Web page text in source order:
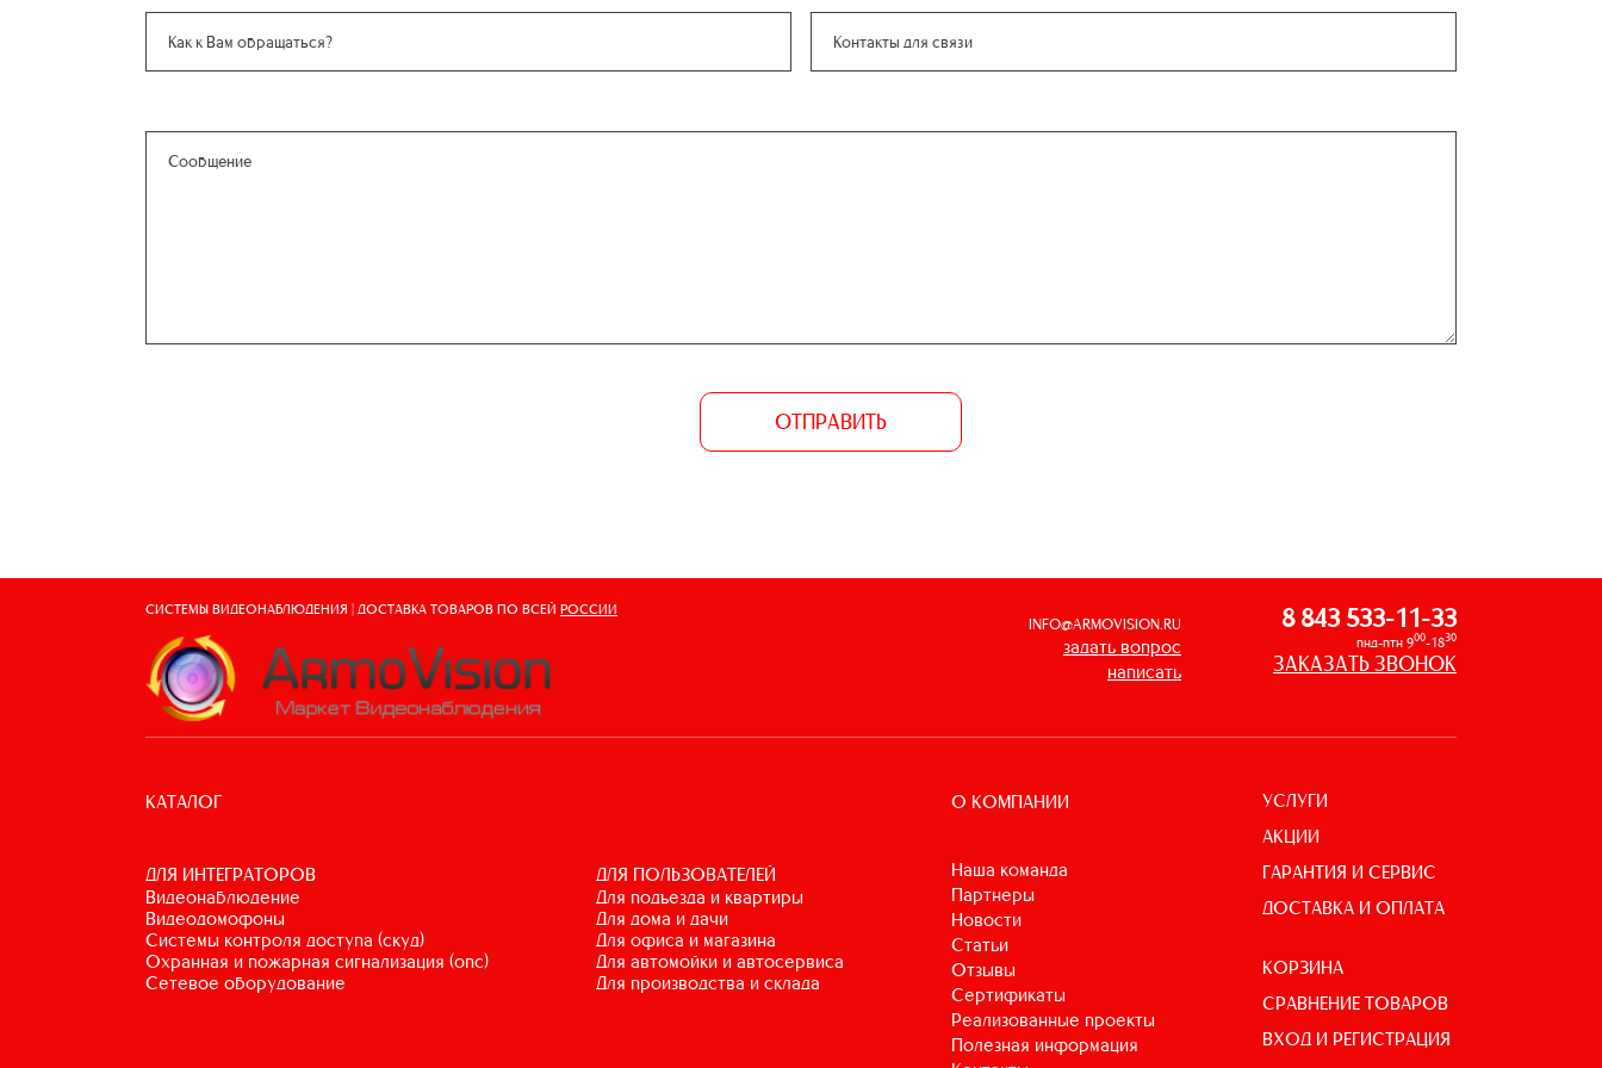
ОТПРАВИТЬ
СИСТЕМЫ ВИДЕОНАБЛЮДЕНИЯ | ДОСТАВКА ТОВАРОВ ПО ВСЕЙ РОССИИ
INFO@ARMOVISION.RU
задать вопрос
написать
8 843 533-11-33
пнд-птн 900-1830
ЗАКАЗАТЬ ЗВОНОК
КАТАЛОГ
ДЛЯ ИНТЕГРАТОРОВ
видеонаблюдение
видеодомофоны
системы контроля доступа (скуд)
охранная и пожарная сигнализация (опс)
сетевое оборудование
ДЛЯ ПОЛЬЗОВАТЕЛЕЙ
для подъезда и квартиры
для дома и дачи
для офиса и магазина
для автомойки и автосервиса
для производства и склада
О КОМПАНИИ
Наша команда
Партнеры
Новости
Статьи
Отзывы
Сертификаты
Реализованные проекты
Полезная информация
УСЛУГИ
АКЦИИ
ГАРАНТИЯ И СЕРВИС
ДОСТАВКА И ОПЛАТА
КОРЗИНА
СРАВНЕНИЕ ТОВАРОВ
ВХОД И РЕГИСТРАЦИЯ